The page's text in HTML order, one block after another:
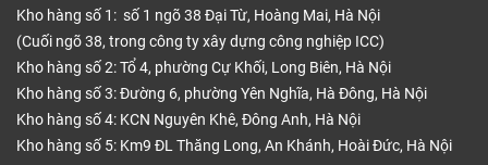
Kho hàng số 1: số 1 ngõ 38 Đại Từ, Hoàng Mai, Hà Nội
(Cuối ngõ 38, trong công ty xây dựng công nghiệp ICC)
Kho hàng số 2: Tổ 4, phường Cự Khối, Long Biên, Hà Nội
Kho hàng số 3: Đường 6, phường Yên Nghĩa, Hà Đông, Hà Nội
Kho hàng số 4: KCN Nguyên Khê, Đông Anh, Hà Nội
Kho hàng số 5: Km9 ĐL Thăng Long, An Khánh, Hoài Đức, Hà Nội